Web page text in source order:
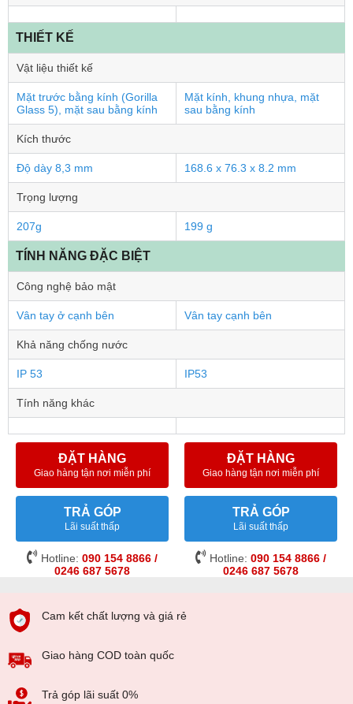
THIẾT KẾ
Vật liệu thiết kế
Mặt trước bằng kính (Gorilla
Glass 5), mặt sau bằng kính
Mặt kính, khung nhựa, mặt
sau bằng kính
Kích thước
Độ dày 8,3 mm 168.6 x 76.3 x 8.2 mm
Trọng lượng
207g 199 g
TÍNH NĂNG ĐẶC BIỆT
Công nghệ bảo mật
Vân tay ở cạnh bên Vân tay cạnh bên
Khả năng chống nước
IP 53 IP53
Tính năng khác
ĐẶT HÀNG
Giao hàng tận nơi miễn phí
TRẢ GÓP
Lãi suất thấp
Hotline: 090 154 8866 /
0246 687 5678
ĐẶT HÀNG
Giao hàng tận nơi miễn phí
TRẢ GÓP
Lãi suất thấp
Hotline: 090 154 8866 /
0246 687 5678
Cam kết chất lượng và giá rẻ
Giao hàng COD toàn quốc
Trả góp lãi suất 0%